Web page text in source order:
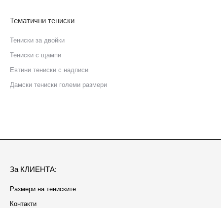
Тематични тениски
Тениски за двойки
Тениски с щампи
Eвтини тениски с надписи
Дамски тениски големи размери
За КЛИЕНТА:
Размери на тениските
Контакти